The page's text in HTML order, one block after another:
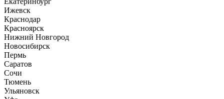
Ижевск
Краснодар
Красноярск
Нижний Новгород
Новосибирск
Пермь
Саратов
Сочи
Тюмень
Ульяновск